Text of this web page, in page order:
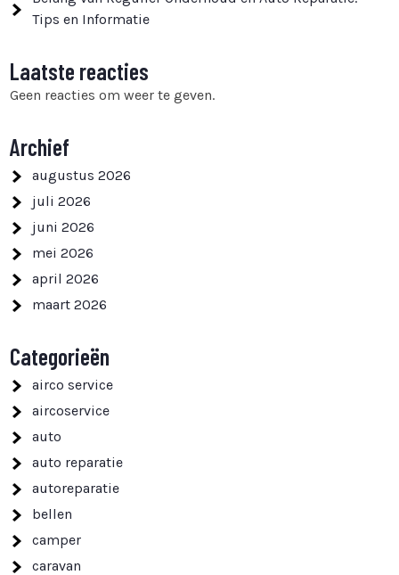
Tips en Informatie
Laatste reacties
Geen reacties om weer te geven.
Archief
augustus 2026
juli 2026
juni 2026
mei 2026
april 2026
maart 2026
Categorieën
airco service
aircoservice
auto
auto reparatie
autoreparatie
bellen
camper
caravan